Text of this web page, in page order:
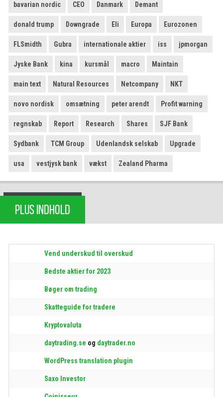
bavarian nordic CEO Danmark Demant
donald trump Downgrade Eli Europa Eurozonen
FLSmidth Gubra internationale aktier iss jpmorgan
Jyske Bank kina kursmål macro Maintain
main text Natural Resources Netcompany NKT
novo nordisk omsætning peter arendt Profit warning
regnskab Report Research Shares SJF Bank
Sydbank TCM Group Udenlandsk selskab Upgrade
usa vestjysk bank vækst Zealand Pharma
PLUS INDHOLD
Vend underskud til overskud
Bedste aktier for 2023
Bøger om trading
Skatteguide for tradere
Kryptovaluta
daytrading.se og daytrader.no
WordPress translation plugin
Saxo Investor